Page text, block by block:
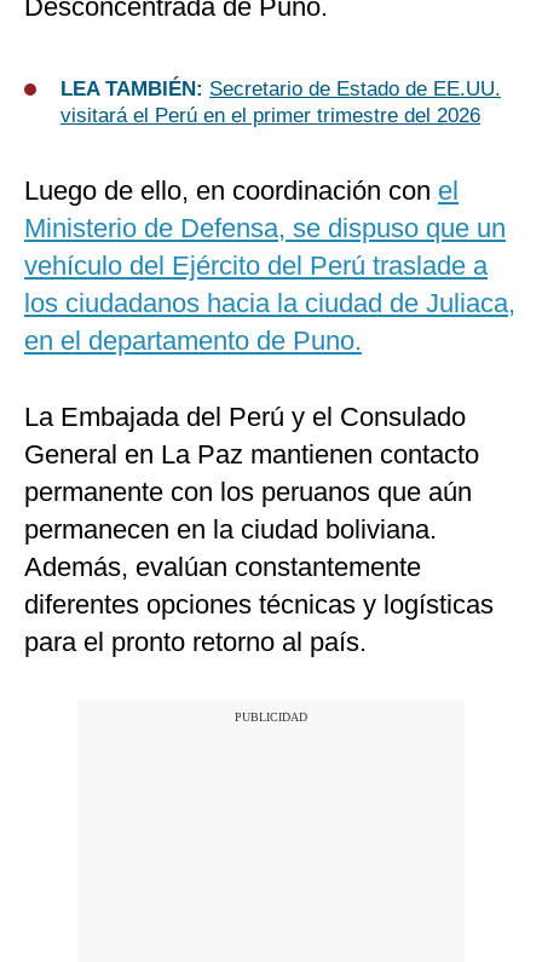
Desconcentrada de Puno.
LEA TAMBIÉN: Secretario de Estado de EE.UU.
visitará el Perú en el primer trimestre del 2026
Luego de ello, en coordinación con el
Ministerio de Defensa, se dispuso que un
vehículo del Ejército del Perú traslade a
los ciudadanos hacia la ciudad de Juliaca,
en el departamento de Puno.
La Embajada del Perú y el Consulado
General en La Paz mantienen contacto
permanente con los peruanos que aún
permanecen en la ciudad boliviana.
Además, evalúan constantemente
diferentes opciones técnicas y logísticas
para el pronto retorno al país.